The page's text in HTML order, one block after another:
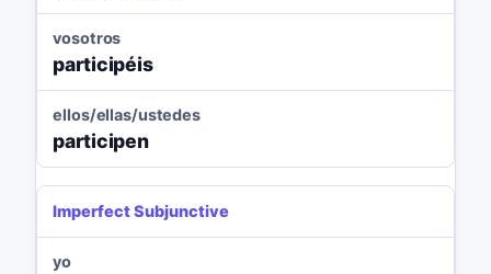
vosotros
participéis
ellos/ellas/ustedes
participen
Imperfect Subjunctive
yo